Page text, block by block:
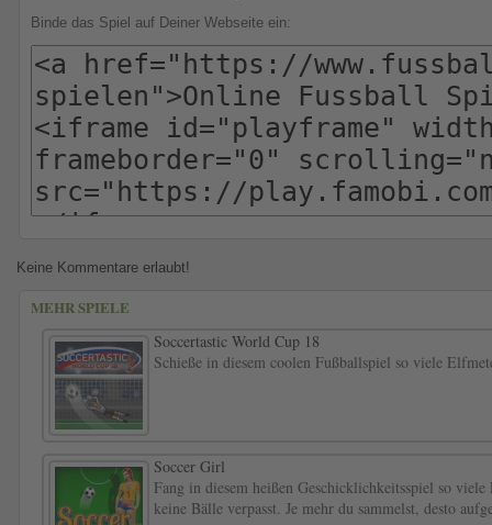
Binde das Spiel auf Deiner Webseite ein:
Keine Kommentare erlaubt!
MEHR SPIELE
Soccertastic World Cup 18
Schieße in diesem coolen Fußballspiel so viele
Soccer Girl
Fang in diesem heißen Geschicklichkeitsspiel so
keine Bälle verpasst. Je mehr du sammelst, desto